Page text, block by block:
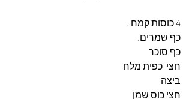
4 כוסות קמח .
כף שמרים.
כף סוכר
חצי  כפית מלח
ביצה
חצי כוס שמן